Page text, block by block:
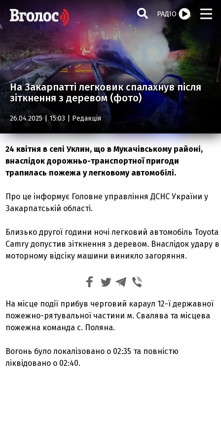
РАДІО
На Закарпатті легковик спалахнув після
зіткнення з деревом (фото)
26.04.2025 | 15:03 | Редакція
24 квітня в селі Уклин, що в Мукачівському районі,
внаслідок дорожньо-транспортної пригоди
трапилась пожежа у легковому автомобілі.
Про це інформує Головне управління ДСНС України у
Закарпатській області.
Близько другої години ночі легковий автомобіль Toyota
Camry допустив зіткнення з деревом. Внаслідок удару в
моторному відсіку машини виникло загоряння.
На місце події прибув черговий караул 12-ї державної
пожежно-рятувальної частини м. Свалява та місцева
пожежна команда с. Поляна.
Вогонь було локалізовано о 02:35 та повністю
ліквідовано о 02:40.